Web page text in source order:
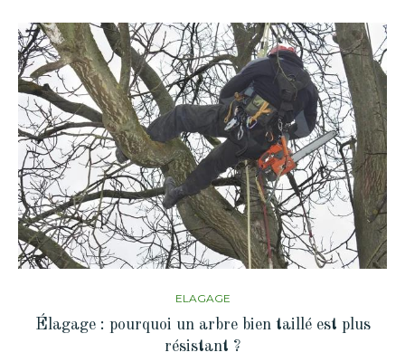
ELAGAGE
Élagage : pourquoi un arbre bien taillé est plus
résistant ?